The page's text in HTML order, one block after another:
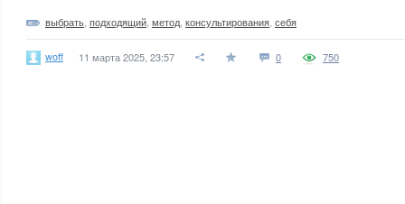
выбрать подходящий метод консультирования себя
woff 11 марта 2025, 23:57 0 750